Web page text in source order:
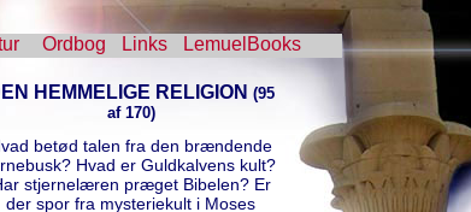
Ordbog Links LemuelBooks
HEMMELIGE RELIGION (95
af 170)
betød talen fra den brændende
Hvad er Guldkalvens kult?
stjernelæren præget Bibelen? Er
der spor fra mysteriekult i Moses